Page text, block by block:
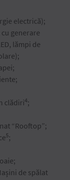
electrică);
generare
lămpi de
clădiri4;
“Rooftop”;
5;
de spălat